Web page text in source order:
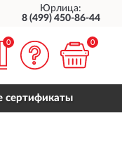
ПО ВСЕЙ РОССИИ
Юрлица:
8 (499) 450-86-44
0 0
сертификаты